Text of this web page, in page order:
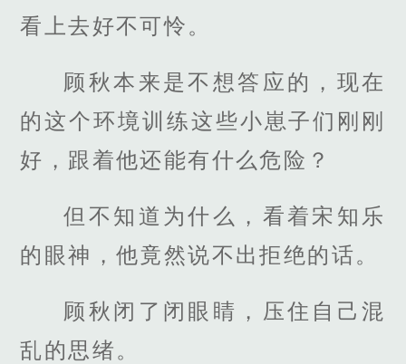
看上去好不可怜。
顾秋本来是不想答应的，现在
的这个环境训练这些小崽子们刚刚
好，跟着他还能有什么危险？
但不知道为什么，看着宋知乐
的眼神，他竟然说不出拒绝的话。
顾秋闭了闭眼睛，压住自己混
乱的思绪。